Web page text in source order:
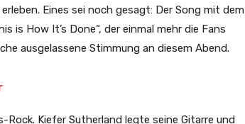
Eines sei noch gesagt: Der Song mit dem
is How It’s Done“, der einmal mehr die Fans
ausgelassene Stimmung an diesem Abend.
Rock. Kiefer Sutherland legte seine Gitarre und